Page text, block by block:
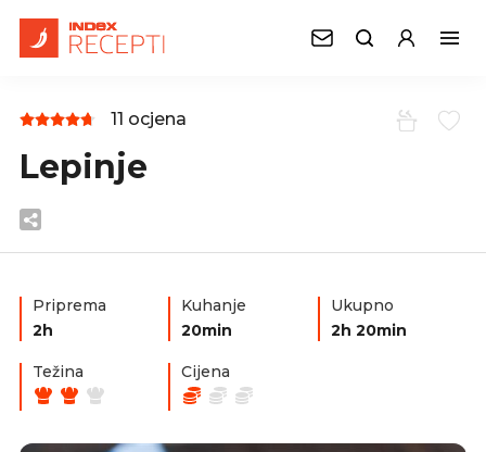
11 ocjena
Lepinje
Priprema
2h
Kuhanje
20min
Ukupno
2h 20min
Težina Cijena